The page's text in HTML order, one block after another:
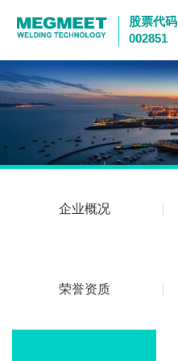
股票代码
002851
企业概况
荣誉资质